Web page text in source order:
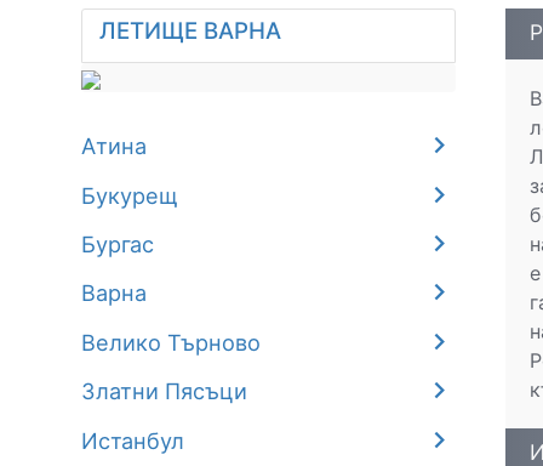
ЛЕТИЩЕ ВАРНА
Атина
Букурещ
Бургас
Варна
Велико Търново
Златни Пясъци
Истанбул